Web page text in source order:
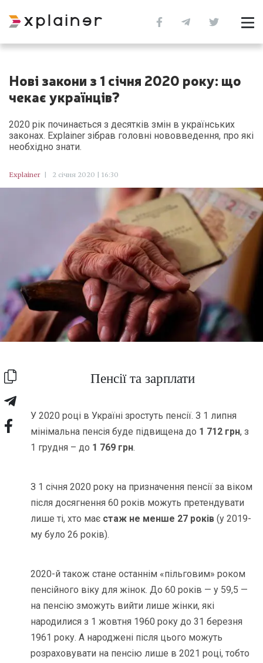
Нові закони з 1 січня 2020 року: що
чекає українців?
2020 рік починається з десятків змін в українських
законах. Explainer зібрав головні нововведення, про які
необхідно знати.
Explainer 2 січня 2020 | 16:30
Пенсії та зарплати
У 2020 році в Україні зростуть пенсії. З 1 липня
мінімальна пенсія буде підвищена до 1 712 грн, з
1 грудня – до 1 769 грн.
З 1 січня 2020 року на призначення пенсії за віком
після досягнення 60 років можуть претендувати
лише ті, хто має стаж не менше 27 років (у 2019-
му було 26 років).
2020-й також стане останнім «пільговим» роком
пенсійного віку для жінок. До 60 років — у 59,5 —
на пенсію зможуть вийти лише жінки, які
народилися з 1 жовтня 1960 року до 31 березня
1961 року. А народжені після цього можуть
розраховувати на пенсію лише в 2021 році, тобто